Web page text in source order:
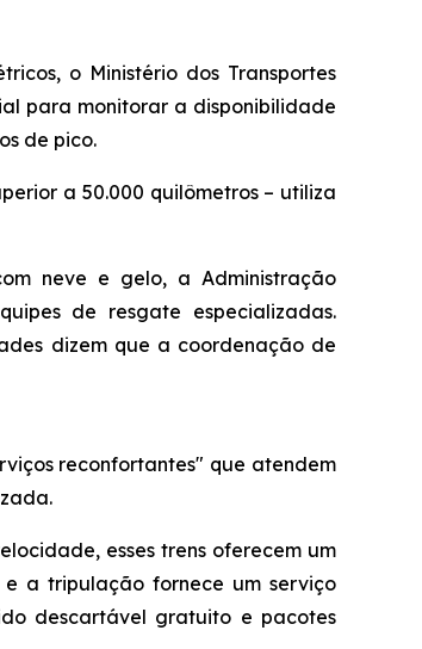
o Ministério dos Transportes
para monitorar a disponibilidade
de pico.
a 50.000 quilômetros – utiliza
neve e gelo, a Administração
de resgate especializadas.
dizem que a coordenação de
reconfortantes" que atendem
esses trens oferecem um
a tripulação fornece um serviço
descartável gratuito e pacotes